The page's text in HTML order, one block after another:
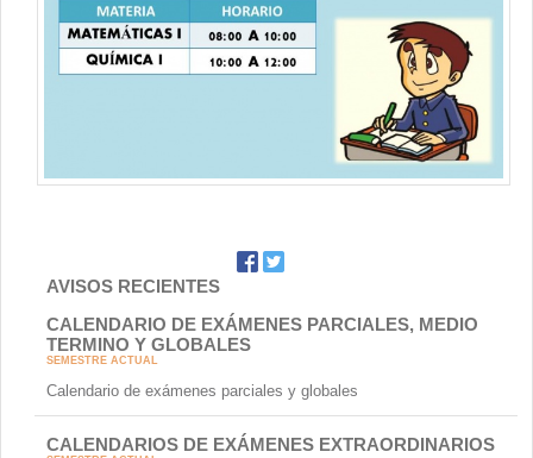
Contacto
AVISOS RECIENTES
CALENDARIO DE EXÁMENES PARCIALES, MEDIO
TERMINO Y GLOBALES
SEMESTRE ACTUAL
Calendario de exámenes parciales y globales
CALENDARIOS DE EXÁMENES EXTRAORDINARIOS